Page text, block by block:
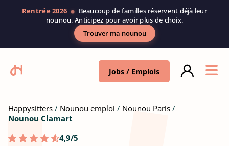
Rentrée 2026
Beaucoup de familles réservent déjà leur
nounou. Anticipez pour avoir plus de choix.
Trouver ma nounou
Jobs / Emplois
Happysitters Nounou emploi
Nounou Paris
Nounou Clamart
4,9/5